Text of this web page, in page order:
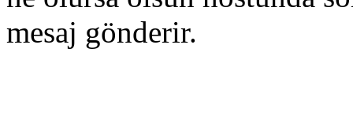
mesaj gönderir.